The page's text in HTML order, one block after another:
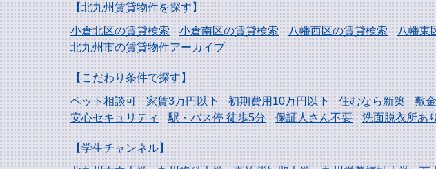
【北九州賃貸物件を探す】
小倉北区の賃貸検索
小倉南区の賃貸検索 八幡西区の賃貸検索 八幡東
北九州市の賃貸物件アーカイブ
【こだわり条件で探す】
ペット相談可
家賃3万円以下 初期費用10万円以下 住むなら新築 敷
安心セキュリティ
駅・バス停 徒歩5分 保証人さん不要 洗面脱衣所あ
【学生チャンネル】